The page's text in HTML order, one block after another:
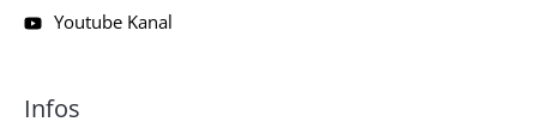
Youtube Kanal
Infos